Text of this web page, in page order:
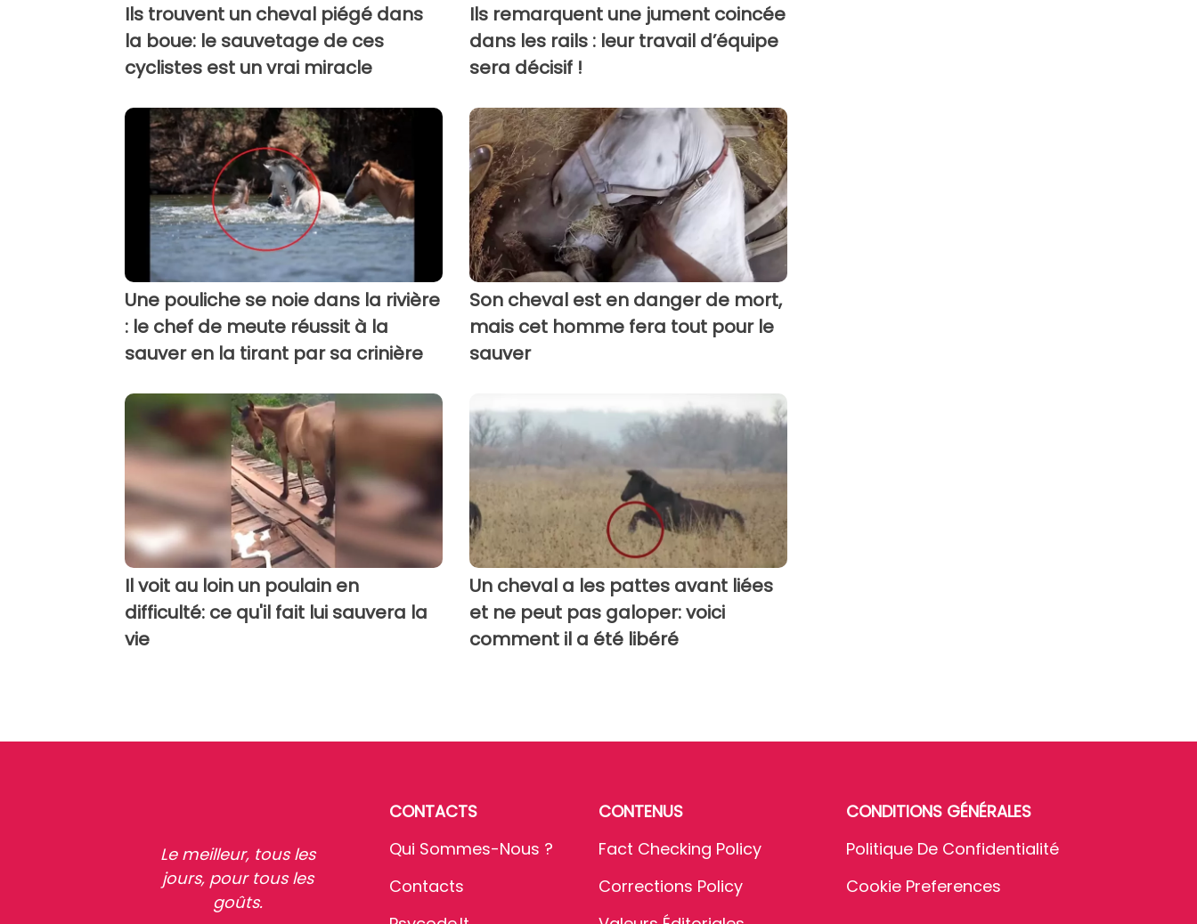
Ils trouvent un cheval piégé dans
la boue: le sauvetage de ces
cyclistes est un vrai miracle
Ils remarquent une jument coincée
dans les rails : leur travail d’équipe
sera décisif !
Une pouliche se noie dans la rivière
: le chef de meute réussit à la
sauver en la tirant par sa crinière
Son cheval est en danger de mort,
mais cet homme fera tout pour le
sauver
Il voit au loin un poulain en
difficulté: ce qu'il fait lui sauvera la
vie
Un cheval a les pattes avant liées
et ne peut pas galoper: voici
comment il a été libéré
Le meilleur, tous les
jours, pour tous les
goûts.
CONTACTS
Qui Sommes-Nous ?
Contacts
CONTENUS
Fact Checking Policy
Corrections Policy
CONDITIONS GÉNÉRALES
Politique De Confidentialité
Cookie Preferences